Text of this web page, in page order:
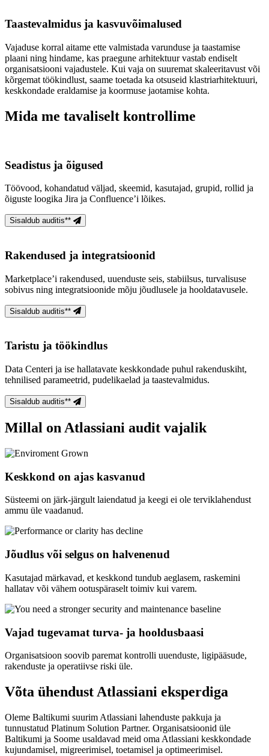
Taastevalmidus ja kasvuvõimalused
Vajaduse korral aitame ette valmistada varunduse ja taastamise
plaani ning hindame, kas praegune arhitektuur vastab endiselt
organisatsiooni vajadustele. Kui vaja on suuremat skaleeritavust või
kõrgemat töökindlust, saame toetada ka otsuseid klastriarhitektuuri,
keskkondade eraldamise ja koormuse jaotamise kohta.
Mida me tavaliselt kontrollime
Seadistus ja õigused
Töövood, kohandatud väljad, skeemid, kasutajad, grupid, rollid ja
õiguste loogika Jira ja Confluence’i lõikes.
Sisaldub auditis**
Rakendused ja integratsioonid
Marketplace’i rakendused, uuenduste seis, stabiilsus, turvalisuse
sobivus ning integratsioonide mõju jõudlusele ja hooldatavusele.
Sisaldub auditis**
Taristu ja töökindlus
Data Centeri ja ise hallatavate keskkondade puhul rakenduskiht,
tehnilised parameetrid, pudelikaelad ja taastevalmidus.
Sisaldub auditis**
Millal on Atlassiani audit vajalik
Keskkond on ajas kasvanud
Süsteemi on järk-järgult laiendatud ja keegi ei ole terviklahendust
ammu üle vaadanud.
Jõudlus või selgus on halvenenud
Kasutajad märkavad, et keskkond tundub aeglasem, raskemini
hallatav või vähem ootuspäraselt toimiv kui varem.
Vajad tugevamat turva- ja hooldusbaasi
Organisatsioon soovib paremat kontrolli uuenduste, ligipääsude,
rakenduste ja operatiivse riski üle.
Võta ühendust Atlassiani eksperdiga
Oleme Baltikumi suurim Atlassiani lahenduste pakkuja ja
tunnustatud Platinum Solution Partner. Organisatsioonid üle
Baltikumi ja Soome usaldavad meid oma Atlassiani keskkondade
kujundamisel, migreerimisel, toetamisel ja optimeerimisel.